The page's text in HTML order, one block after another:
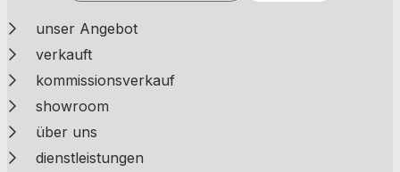
unser Angebot
verkauft
kommissionsverkauf
showroom
über uns
dienstleistungen